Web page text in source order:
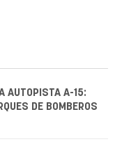
AUTOPISTA A-15:
DE BOMBEROS